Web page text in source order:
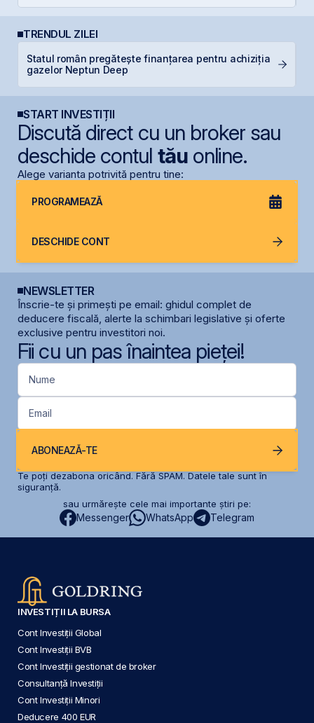
TRENDUL ZILEI
Statul român pregătește finanțarea pentru achiziția
gazelor Neptun Deep
START INVESTIȚII
Discută direct cu un broker sau
deschide contul tăuonline.
Alege varianta potrivită pentru tine:
PROGRAMEAZĂ
DESCHIDE CONT
NEWSLETTER
Înscrie-te și primești pe email: ghidul complet de
deducere fiscală, alerte la schimbari legislative și oferte
exclusive pentru investitori noi.
Fii cu un pas înaintea pieței!
Nume
Email
ABONEAZĂ-TE
Te poți dezabona oricând. Fără SPAM. Datele tale sunt în
siguranță.
sau urmărește cele mai importante știri pe:
Messenger WhatsApp Telegram
INVESTIȚII LA BURSA
Cont Investiții Global
Cont Investiții BVB
Cont Investiții gestionat de broker
Consultanță Investiții
Cont Investiții Minori
Deducere 400 EUR